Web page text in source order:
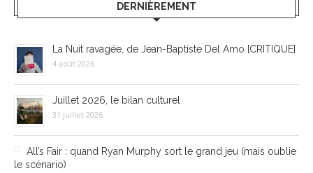
DERNIÈREMENT
La Nuit ravagée, de Jean-Baptiste Del Amo [CRITIQUE]
4 août 2026
Juillet 2026, le bilan culturel
31 juillet 2026
All’s Fair : quand Ryan Murphy sort le grand jeu (mais oublie
le scénario)